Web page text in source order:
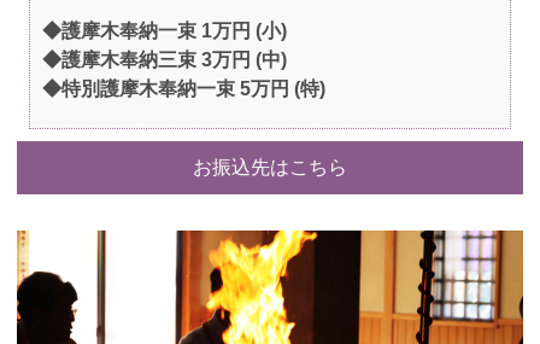
◆護摩木奉納一束 1万円 (小)
◆護摩木奉納三束 3万円 (中)
◆特別護摩木奉納一束 5万円 (特)
お振込先はこちら